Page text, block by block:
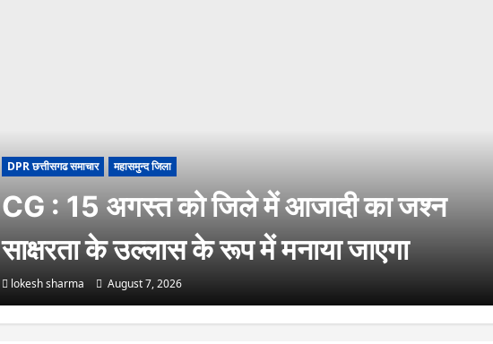
DPR छत्तीसगढ समाचार महासमुन्द जिला
CG : 15 अगस्त को जिले में आजादी का जश्न
साक्षरता के उल्लास के रूप में मनाया जाएगा
lokesh sharma August 7, 2026